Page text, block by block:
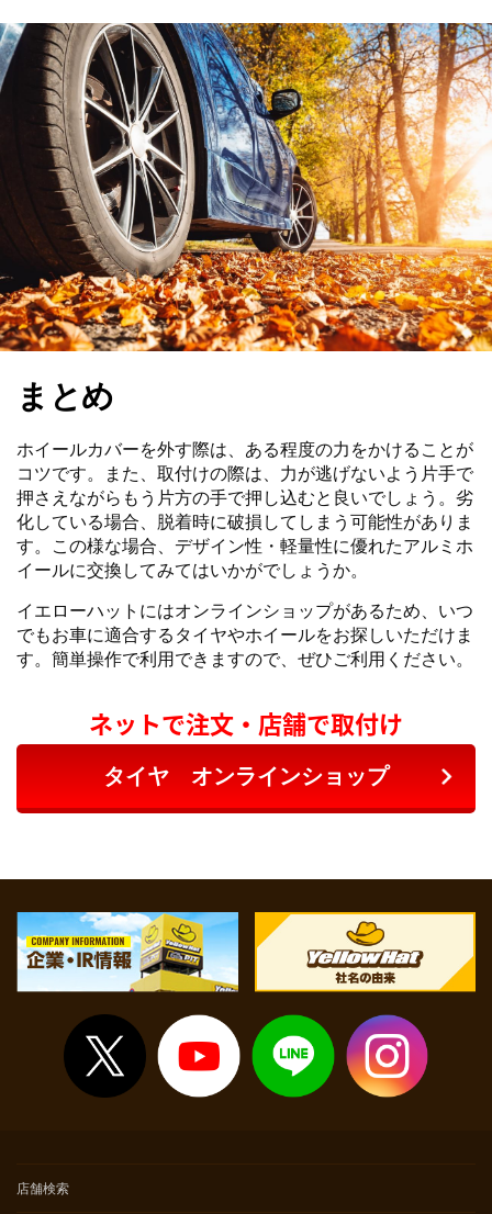
まとめ
ホイールカバーを外す際は、ある程度の力をかけることが
コツです。また、取付けの際は、力が逃げないよう片手で
押さえながらもう片方の手で押し込むと良いでしょう。劣
化している場合、脱着時に破損してしまう可能性がありま
す。この様な場合、デザイン性・軽量性に優れたアルミホ
イールに交換してみてはいかがでしょうか。
イエローハットにはオンラインショップがあるため、いつ
でもお車に適合するタイヤやホイールをお探しいただけま
す。簡単操作で利用できますので、ぜひご利用ください。
ネットで注文・店舗で取付け
タイヤ オンラインショップ
店舗検索